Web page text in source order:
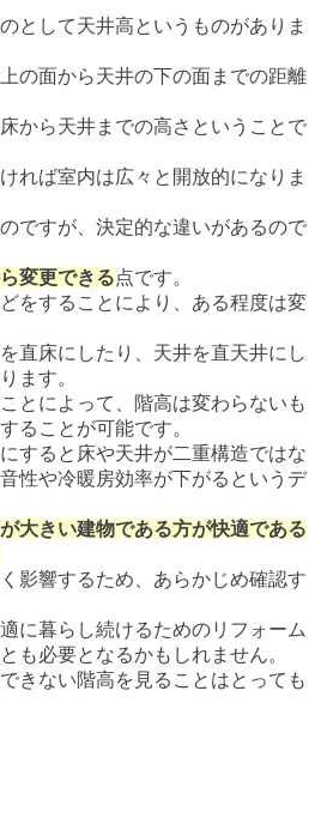
として天井高というものがありま
の面から天井の下の面までの距離
から天井までの高さということで
れば室内は広々と開放的になりま
ですが、決定的な違いがあるので
変更できる点です。
をすることにより、ある程度は変
直床にしたり、天井を直天井にし
ます。
とによって、階高は変わらないも
ることが可能です。
すると床や天井が二重構造ではな
性や冷暖房効率が下がるというデ
大きい建物である方が快適である
影響するため、あらかじめ確認す
に暮らし続けるためのリフォーム
も必要となるかもしれません。
きない階高を見ることはとっても